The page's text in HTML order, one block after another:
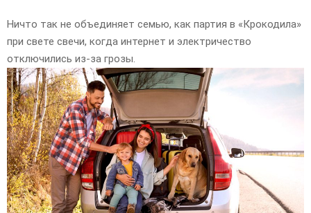
Ничто так не объединяет семью, как партия в «Крокодила»
при свете свечи, когда интернет и электричество
отключились из-за грозы.